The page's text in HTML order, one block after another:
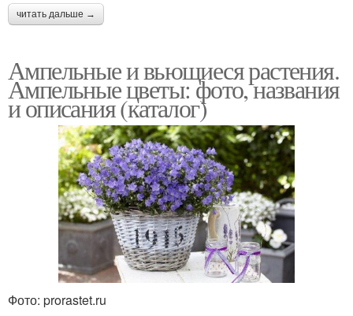
читать дальше →
Ампельные и вьющиеся растения.
Ампельные цветы: фото, названия
и описания (каталог)
Фото: prorastet.ru